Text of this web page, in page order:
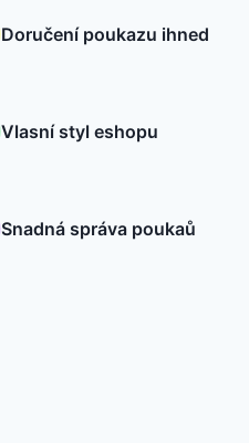
Doručení poukazu ihned
Vlasní styl eshopu
Snadná správa poukaů